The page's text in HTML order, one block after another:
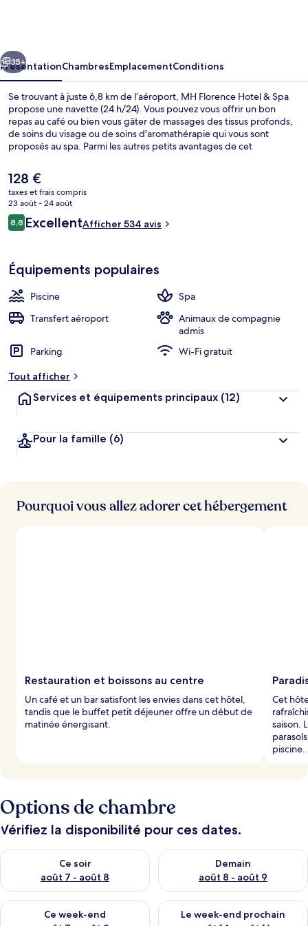
Spa
Suivant
35+
PrésentationChambresEmplacementConditions
Se trouvant à juste 6,8 km de l’aéroport, MH Florence Hotel & Spa
propose une navette (24 h/24). Vous pouvez vous offrir un bon
repas au café ou bien vous gâter de massages des tissus profonds,
de soins du visage ou de soins d'aromathérapie qui vous sont
proposés au spa. Parmi les autres petits avantages de cet
et un bar en bord de piscine. Quelques minutes de marche
seulement séparent l'hébergement des transports publics : Arrêt
de tram Fratelli Rosselli est accessible en quelques foulées et Arrêt
de tram Alamanni - Stazione Santa Maria Novella se situe à 4 min à
pied.
Le
prix
actuel
est
de
128 €
taxes et frais compris
23 août - 24 août
Avis
voyageurs
8,88,8 sur 10
ExcellentAfficher 534 avis
Équipements populaires
Piscine
Spa
Transfert aéroport
Animaux de compagnie
admis
Parking
Wi-Fi gratuit
Tout afficher
Services et équipements principaux (12)
Pour la famille (6)
Pourquoi vous allez adorer cet hébergement
Restauration et boissons au centre
Un café et un bar satisfont les envies dans cet hôtel,
tandis que le buffet petit déjeuner offre un début de
matinée énergisant.
Cet
saison.
piscine.
Options de chambre
Vérifiez la disponibilité pour ces dates.
Ce soir
août 7 - août 8
Vérifier la disponibilité pour ce soir août 7 - août 8
Demain
août 8 - août 9
Vérifier la disponibilité pour
Ce week-end
Vérifier la disponibilité pour ce week-end août 7 - août 9
Le week-end prochain
Vérifier la disponibilité pour